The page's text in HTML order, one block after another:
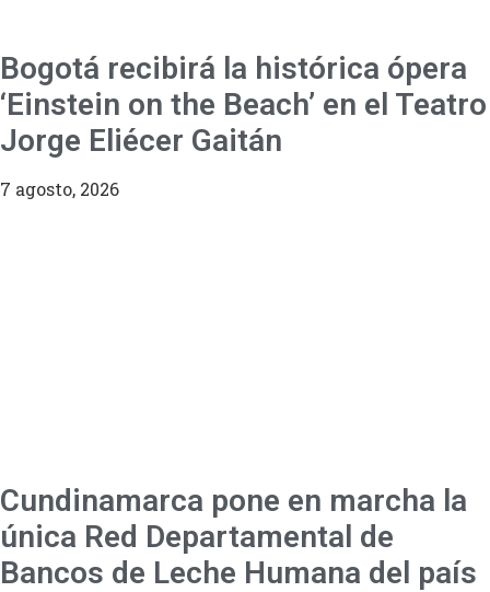
Bogotá recibirá la histórica ópera
‘Einstein on the Beach’ en el Teatro
Jorge Eliécer Gaitán
7 agosto, 2026
Cundinamarca pone en marcha la
única Red Departamental de
Bancos de Leche Humana del país